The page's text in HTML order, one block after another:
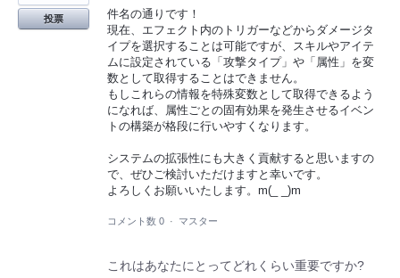
件名の通りです！
現在、エフェクト内のトリガーなどからダメージタ
イプを選択することは可能ですが、スキルやアイテ
ムに設定されている「攻撃タイプ」や「属性」を変
数として取得することはできません。
もしこれらの情報を特殊変数として取得できるよう
になれば、属性ごとの固有効果を発生させるイベン
トの構築が格段に行いやすくなります。
システムの拡張性にも大きく貢献すると思いますの
で、ぜひご検討いただけますと幸いです。
よろしくお願いいたします。m(_ _)m
投票
コメント数 0 · マスター
これはあなたにとってどれくらい重要ですか?